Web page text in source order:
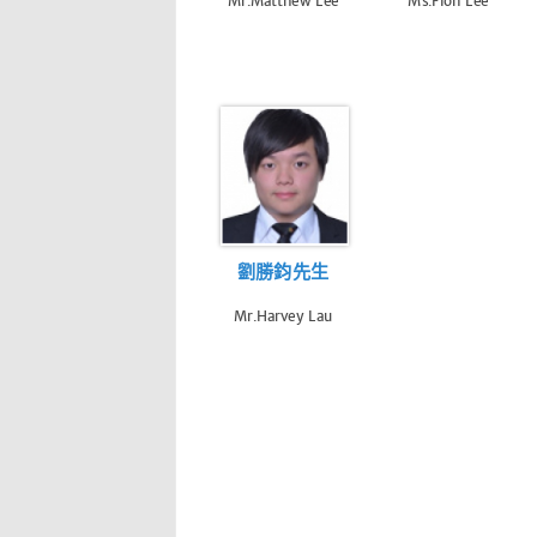
劉勝鈞先生
Mr.Harvey Lau